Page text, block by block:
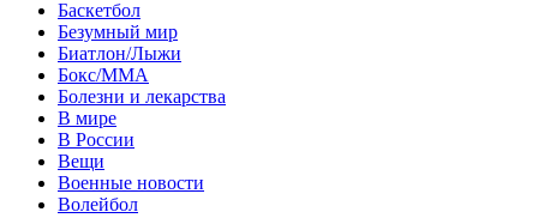
Баскетбол
Безумный мир
Биатлон/Лыжи
Бокс/MMA
Болезни и лекарства
В мире
В России
Вещи
Военные новости
Волейбол